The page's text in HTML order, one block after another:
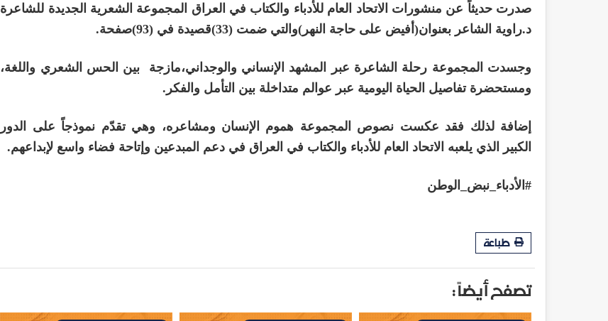
صدرت حديثاً عن منشورات الاتحاد العام للأدباء والكتاب في العراق المجموعة الشعرية الجديدة للشاعرة
د.راوية الشاعر بعنوان(أفيض على حاجة النهر)والتي ضمت (33)قصيدة في (93)صفحة.
وجسدت المجموعة رحلة الشاعرة عبر المشهد الإنساني والوجداني،مازجة بين الحس الشعري واللغة،
ومستحضرة تفاصيل الحياة اليومية عبر عوالم متداخلة بين التأمل والفكر.
إضافة لذلك فقد عكست نصوص المجموعة هموم الإنسان ومشاعره، وهي تقدّم نموذجاً على الدور
الكبير الذي يلعبه الاتحاد العام للأدباء والكتاب في العراق في دعم المبدعين وإتاحة فضاء واسع لإبداعهم.
#الأدباء_نبض_الوطن
طباعة
تصفح أيضاً :